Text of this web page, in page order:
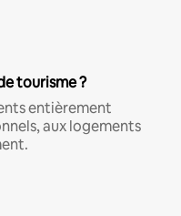
tourisme ?
entièrement
aux logements